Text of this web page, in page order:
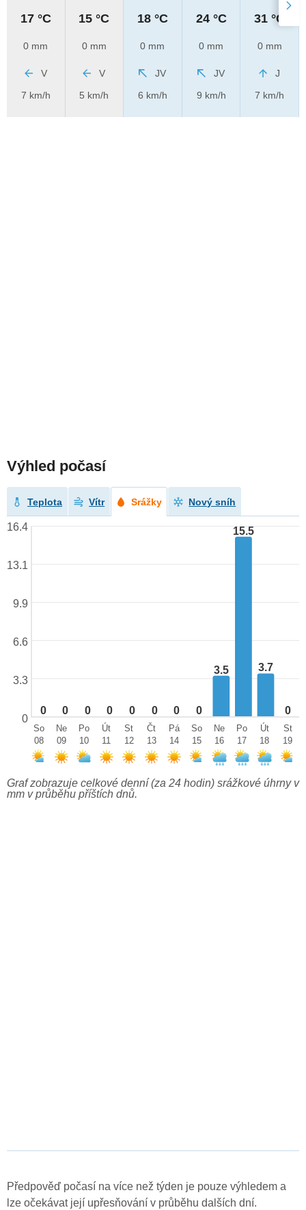
17 °C
0 mm
V
7 km/h
15 °C
0 mm
V
5 km/h
18 °C
0 mm
JV
6 km/h
24 °C
0 mm
JV
9 km/h
31 °C
0 mm
J
7 km/h
Výhled počasí
Teplota Vítr Srážky Nový sníh
0 0 0 0 0 0 0 0
3.5
15.5
3.7
0
16.4
13.1
9.9
6.6
3.3
0
So
08
Ne
09
Po
10
Út
11
St
12
Čt
13
Pá
14
So
15
Ne
16
Po
17
Út
18
St
19
Graf zobrazuje celkové denní (za 24 hodin) srážkové úhrny v
mm v průběhu příštích dnů.
Předpověď počasí na více než týden je pouze výhledem a
lze očekávat její upřesňování v průběhu dalších dní.